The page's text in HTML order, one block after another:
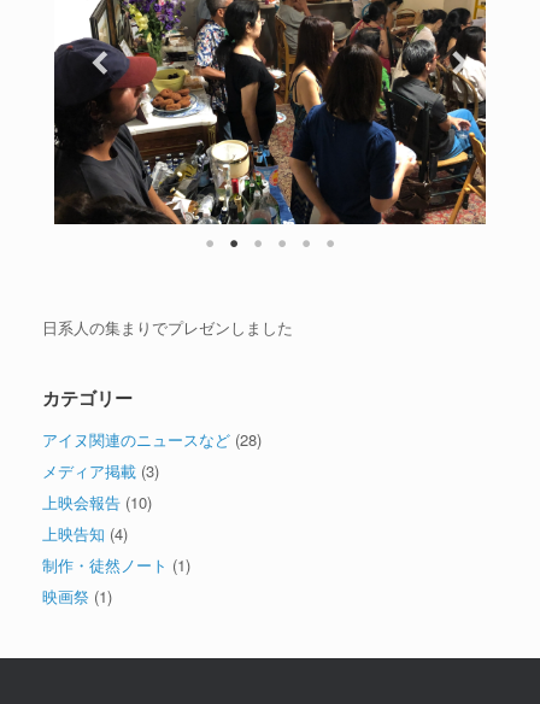
日系人の集まりでプレゼンしました
カテゴリー
アイヌ関連のニュースなど (28)
メディア掲載 (3)
上映会報告 (10)
上映告知 (4)
制作・徒然ノート (1)
映画祭 (1)